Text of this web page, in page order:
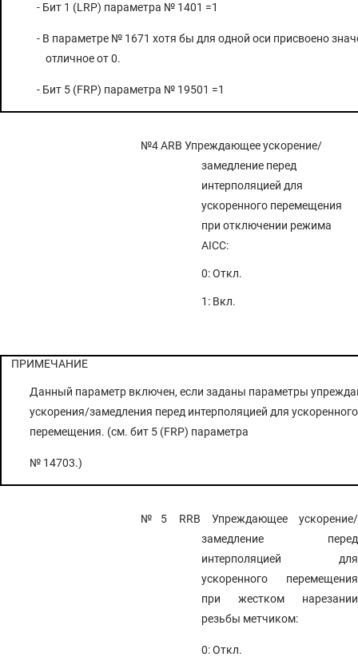
- Бит 1 (LRP) параметра № 1401 =1
- В параметре № 1671 хотя бы для одной оси присвоено
отличное от 0.
- Бит 5 (FRP) параметра № 19501 =1
№4 ARB Упреждающее ускорение/
замедление перед
интерполяцией для
ускоренного перемещения
при отключении режима
AICC:
0: Откл.
1: Вкл.
ПРИМЕЧАНИЕ
Данный параметр включен, если заданы параметры
ускорения/замедления перед интерполяцией для ускоренного
перемещения. (см. бит 5 (FRP) параметра
№ 14703.)
№5 RRB Упреждающее ускорение/
замедление перед
интерполяцией для
ускоренного перемещения
при жестком нарезании
резьбы метчиком:
0: Откл.